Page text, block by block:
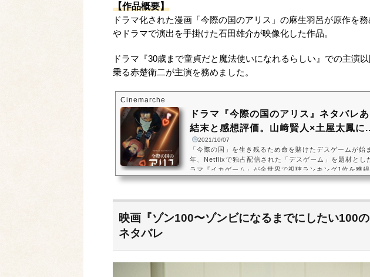
【作品概要】
ドラマ化された漫画「今際の国のアリス」の麻生羽呂が原作を
やドラマで演出を手掛けた石田雄介が映像化した作品。
ドラマ『30歳まで童貞だと魔法使いになれるらしい』での主演
乗る赤楚衛二が主演を務めました。
Cinemarche
ドラマ『今際の国のアリス』ネタバレ
結末と感想評価。山﨑賢人×土屋太鳳に
2021/10/07
「今際の国」を生き残るため命を賭けたデスゲームが始
年、Netflixで独占配信された「デスゲーム」を題材とし
ラマ『イカゲーム』が全世界で視聴ランキング1位を獲
を成し遂げました。このように世界中で「デスゲーム」
ンルで高い評価を受けてきました。今回は2020年に
製「デスゲーム」ドラマ『今際の国のアリス』（2020）
映画『ゾン100〜ゾンビになるまでにしたい100
ネタバレ